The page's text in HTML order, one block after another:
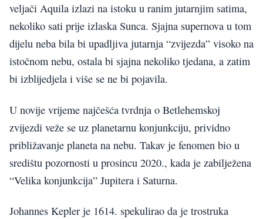
veljači Aquila izlazi na istoku u ranim jutarnjim satima,
nekoliko sati prije izlaska Sunca. Sjajna supernova u tom
dijelu neba bila bi upadljiva jutarnja “zvijezda” visoko na
istočnom nebu, ostala bi sjajna nekoliko tjedana, a zatim
bi izblijedjela i više se ne bi pojavila.
U novije vrijeme najčešća tvrdnja o Betlehemskoj
zvijezdi veže se uz planetarnu konjunkciju, prividno
približavanje planeta na nebu. Takav je fenomen bio u
središtu pozornosti u prosincu 2020., kada je zabilježena
“Velika konjunkcija” Jupitera i Saturna.
Johannes Kepler je 1614. spekulirao da je trostruka